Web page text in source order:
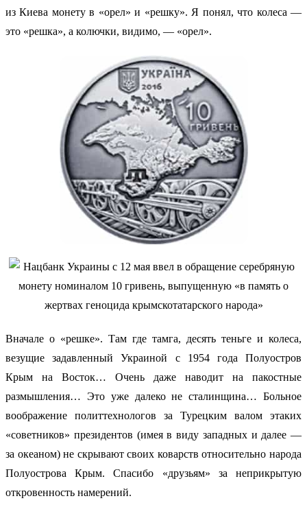
из Киева монету в «орел» и «решку». Я понял, что колеса —
это «решка», а колючки, видимо, — «орел».
Вначале о «решке». Там где тамга, десять теньге и колеса,
везущие задавленный Украиной с 1954 года Полуостров
Крым на Восток… Очень даже наводит на пакостные
размышления… Это уже далеко не сталинщина… Больное
воображение политтехнологов за Турецким валом этаких
«советников» президентов (имея в виду западных и далее —
за океаном) не скрывают своих коварств относительно народа
Полуострова Крым. Спасибо «друзьям» за неприкрытую
откровенность намерений.